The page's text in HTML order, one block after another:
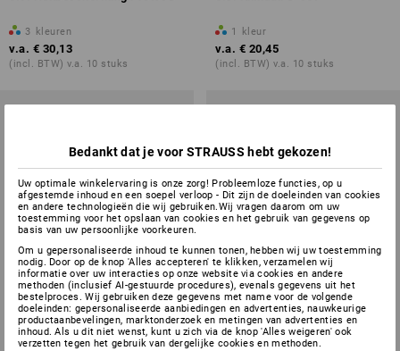
3 kleuren
v.a. € 30,13
(incl. BTW) v.a. 10 stuks
1 kleur
v.a. € 20,45
(incl. BTW) v.a. 10 stuks
Bedankt dat je voor STRAUSS hebt gekozen!
Uw optimale winkelervaring is onze zorg! Probleemloze functies, op u
afgestemde inhoud en een soepel verloop - Dit zijn de doeleinden van cookies
en andere technologieën die wij gebruiken.Wij vragen daarom om uw
toestemming voor het opslaan van cookies en het gebruik van gegevens op
basis van uw persoonlijke voorkeuren.
Om u gepersonaliseerde inhoud te kunnen tonen, hebben wij uw toestemming
nodig. Door op de knop 'Alles accepteren' te klikken, verzamelen wij
informatie over uw interacties op onze website via cookies en andere
methoden (inclusief AI-gestuurde procedures), evenals gegevens uit het
bestelproces. Wij gebruiken deze gegevens met name voor de volgende
doeleinden: gepersonaliseerde aanbiedingen en advertenties, nauwkeurige
productaanbevelingen, marktonderzoek en metingen van advertenties en
inhoud. Als u dit niet wenst, kunt u zich via de knop 'Alles weigeren' ook
verzetten tegen het gebruik van dergelijke cookies en methoden.